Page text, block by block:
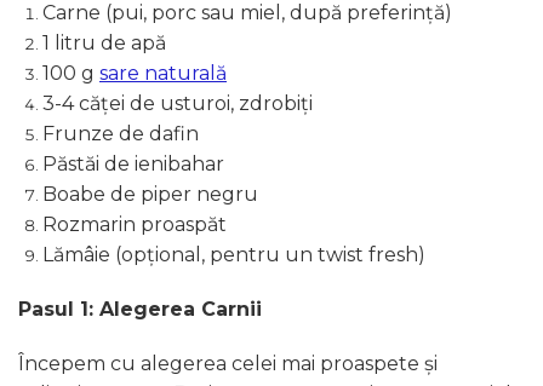
Carne (pui, porc sau miel, după preferință)
1 litru de apă
100 g sare naturală
3-4 căței de usturoi, zdrobiți
Frunze de dafin
Păstăi de ienibahar
Boabe de piper negru
Rozmarin proaspăt
Lămâie (opțional, pentru un twist fresh)
Pasul 1: Alegerea Carnii
Începem cu alegerea celei mai proaspete și